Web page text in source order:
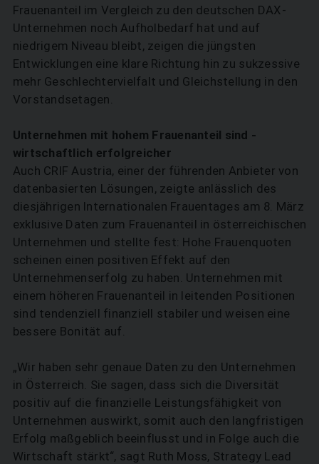
Frauenanteil im Vergleich zu den deutschen DAX-
Unternehmen noch Aufholbedarf hat und auf
niedrigem Niveau bleibt, zeigen die jüngsten
Entwicklungen eine klare Richtung hin zu sukzessive
mehr Geschlechtervielfalt und Gleichstellung in den
Vorstandsetagen.
Unternehmen mit hohem Frauenanteil sind ­
wirtschaftlich erfolgreicher
Auch CRIF Austria, einer der führenden Anbieter von
datenbasierten Lösungen, zeigte anlässlich des
diesjährigen Internationalen Frauentages am 8. März
exklusive Daten zum Frauenanteil in österreichischen
Unternehmen und stellte fest: Hohe Frauenquoten
scheinen einen positiven Effekt auf den
Unternehmenserfolg zu haben. Unternehmen mit
einem höheren Frauenanteil in leitenden Positionen
sind tendenziell finanziell stabiler und weisen eine
bessere Bonität auf.
„Wir haben sehr genaue Daten zu den Unternehmen
in Österreich. Sie sagen, dass sich die Diversität
positiv auf die finanzielle Leistungsfähigkeit von
Unternehmen auswirkt, somit auch den langfristigen
Erfolg maßgeblich beeinflusst und in Folge auch die
Wirtschaft stärkt“, sagt Ruth Moss, Strategy Lead